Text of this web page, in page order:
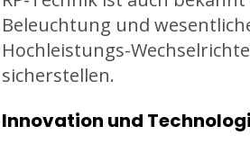
Beleuchtung und
Hochleistungs-
sicherstellen.
Innovation und